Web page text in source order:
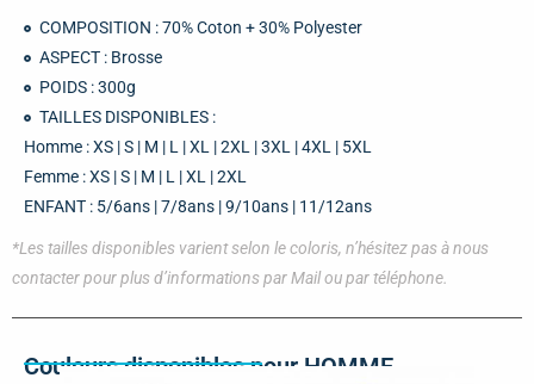
COMPOSITION : 70% Coton + 30% Polyester
ASPECT : Brosse
POIDS : 300g
TAILLES DISPONIBLES :
Homme : XS | S | M | L | XL | 2XL | 3XL | 4XL | 5XL
Femme : XS | S | M | L | XL | 2XL
ENFANT : 5/6ans | 7/8ans | 9/10ans | 11/12ans
*Les tailles disponibles varient selon le coloris, n’hésitez pas à nous
contacter pour plus d’informations par Mail ou par téléphone.
Couleurs disponibles pour HOMME